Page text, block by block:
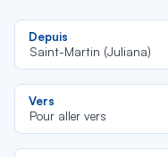
Depuis
Saint-Martin (Juliana)
Vers
Pour aller vers